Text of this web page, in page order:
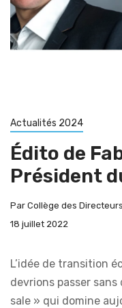
Actualités 2024
Édito de
Président
Par Collège des
18 juillet 2022
L’idée de transition
devrions passer
sale » qui domine